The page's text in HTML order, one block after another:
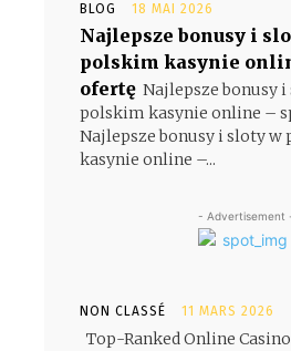
BLOG 18 MAI 2026
Najlepsze bonusy i
polskim kasynie
ofertę Najlepsze bonusy
polskim kasynie online –
Najlepsze bonusy i sloty w
kasynie online –...
- Advertisement
NON CLASSÉ 11 MARS 2026
Top-Ranked Online